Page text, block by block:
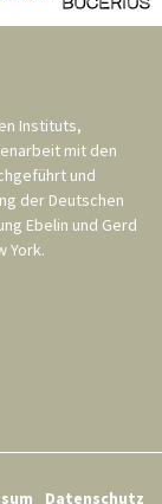
Instituts,
mit den
und
der Deutschen
Ebelin und Gerd
York.
Datenschutz